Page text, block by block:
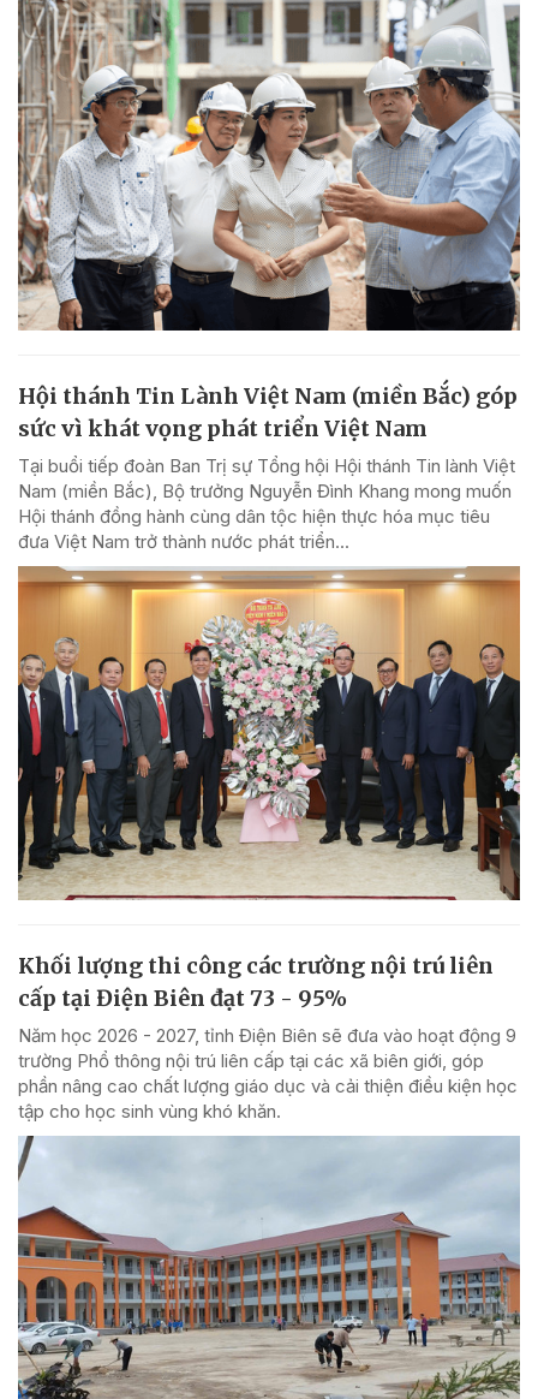
Hội thánh Tin Lành Việt Nam (miền Bắc) góp
sức vì khát vọng phát triển Việt Nam
Tại buổi tiếp đoàn Ban Trị sự Tổng hội Hội thánh Tin lành Việt
Nam (miền Bắc), Bộ trưởng Nguyễn Đình Khang mong muốn
Hội thánh đồng hành cùng dân tộc hiện thực hóa mục tiêu
đưa Việt Nam trở thành nước phát triển...
Khối lượng thi công các trường nội trú liên
cấp tại Điện Biên đạt 73 - 95%
Năm học 2026 - 2027, tỉnh Điện Biên sẽ đưa vào hoạt động 9
trường Phổ thông nội trú liên cấp tại các xã biên giới, góp
phần nâng cao chất lượng giáo dục và cải thiện điều kiện học
tập cho học sinh vùng khó khăn.